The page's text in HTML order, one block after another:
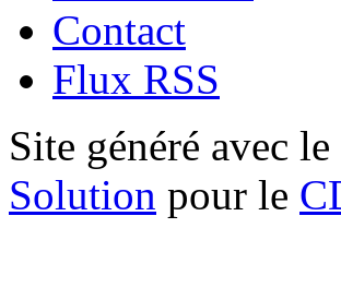
Contact
Flux RSS
Site généré avec
Solution pour le